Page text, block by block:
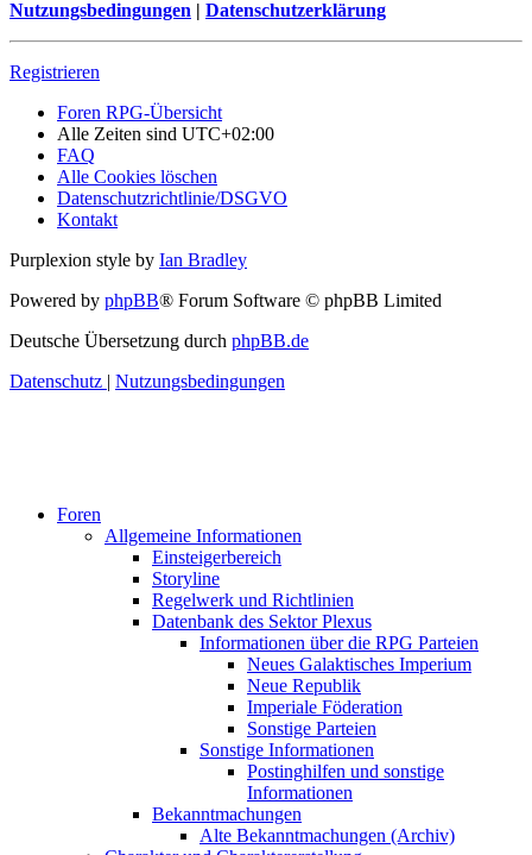
Nutzungsbedingungen | Datenschutzerklärung
Registrieren
Foren RPG-Übersicht
Alle Zeiten sind UTC+02:00
FAQ
Alle Cookies löschen
Datenschutzrichtlinie/DSGVO
Kontakt
Purplexion style by Ian Bradley
Powered by phpBB® Forum Software © phpBB Limited
Deutsche Übersetzung durch phpBB.de
Datenschutz | Nutzungsbedingungen
Foren
Allgemeine Informationen
Einsteigerbereich
Storyline
Regelwerk und Richtlinien
Datenbank des Sektor Plexus
Informationen über die RPG Parteien
Neues Galaktisches Imperium
Neue Republik
Imperiale Föderation
Sonstige Parteien
Sonstige Informationen
Postinghilfen und sonstige
Informationen
Bekanntmachungen
Alte Bekanntmachungen (Archiv)